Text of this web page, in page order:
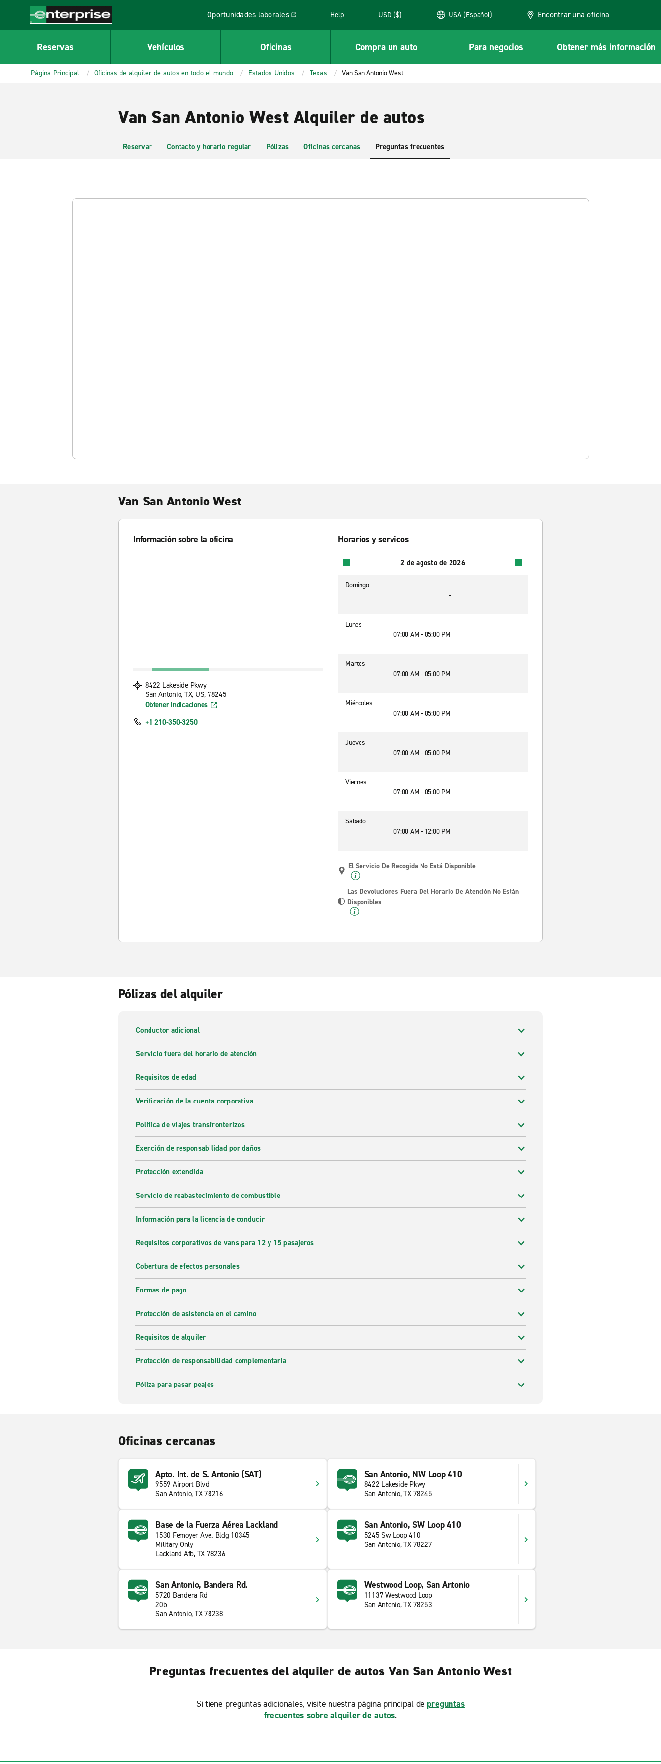
CONTENT
Enterprise
Oportunidades laborales
Link opens in a new window Help USD ($) USA (Español) Encontrar una oficina
Reservas Vehículos Oficinas Compra un auto Para negocios Obtener más información
Página Principal Oficinas de alquiler de autos en todo el mundo Estados Unidos Texas Van San Antonio West
Van San Antonio West Alquiler de autos
Reservar Contacto y horario regular Pólizas Oficinas cercanas Preguntas frecuentes
Van San Antonio West
Información sobre la oficina
8422 Lakeside Pkwy
San Antonio, TX, US, 78245
Obtener indicaciones
+1 210-350-3250
Horarios y servicos
2 de agosto de 2026
Domingo
-
Lunes
07:00 AM - 05:00 PM
Martes
07:00 AM - 05:00 PM
Miércoles
07:00 AM - 05:00 PM
Jueves
07:00 AM - 05:00 PM
Viernes
07:00 AM - 05:00 PM
Sábado
07:00 AM - 12:00 PM
El Servicio De Recogida No Está Disponible
Las Devoluciones Fuera Del Horario De Atención No Están
Disponibles
Pólizas del alquiler
Conductor adicional
Servicio fuera del horario de atención
Requisitos de edad
Verificación de la cuenta corporativa
Política de viajes transfronterizos
Exención de responsabilidad por daños
Protección extendida
Servicio de reabastecimiento de combustible
Información para la licencia de conducir
Requisitos corporativos de vans para 12 y 15 pasajeros
Cobertura de efectos personales
Formas de pago
Protección de asistencia en el camino
Requisitos de alquiler
Protección de responsabilidad complementaria
Póliza para pasar peajes
Oficinas cercanas
Apto. Int. de S. Antonio (SAT)
9559 Airport Blvd
San Antonio, TX 78216
San Antonio, NW Loop 410
8422 Lakeside Pkwy
San Antonio, TX 78245
Base de la Fuerza Aérea Lackland
1530 Femoyer Ave. Bldg 10345
Military Only
Lackland Afb, TX 78236
San Antonio, SW Loop 410
5245 Sw Loop 410
San Antonio, TX 78227
San Antonio, Bandera Rd.
5720 Bandera Rd
20b
San Antonio, TX 78238
Westwood Loop, San Antonio
11137 Westwood Loop
San Antonio, TX 78253
Preguntas frecuentes del alquiler de autos Van San Antonio West
Si tiene preguntas adicionales, visite nuestra página principal de preguntas
frecuentes sobre alquiler de autos.